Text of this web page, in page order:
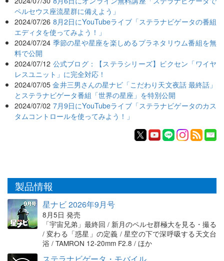
ペルセウス座流星群に備えよう」
2024/07/26 8月2日にYouTubeライブ「ステラナビゲータの番組
エディタを使ってみよう！」
2024/07/24 季節の星や星座を楽しめるプラネタリウム番組を無
料で公開
2024/07/12 公式ブログ：【ステラシリーズ】ビクセン「ワイヤ
レスユニット」に完全対応！
2024/07/05 金井三男さんの星ナビ「こだわり天文夜話 最終話」
とステラナビゲータ番組「世界の星座」を特別公開
2024/07/02 7月9日にYouTubeライブ「ステラナビゲータのカス
タムコントロールを使ってみよう！」
製品情報
星ナビ 2026年9月号
8月5日 発売
「宇宙兄弟」最終回 / 新月のペルセ群極大を見る・撮る
/ 変わる「惑星」の定義 / 星空の下で深呼吸する天文台
浴 / TAMRON 12-20mm F2.8 / ほか
ステラナビゲータ・モバイル